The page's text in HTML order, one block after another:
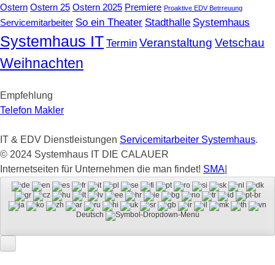
Ostern Ostern 25 Ostern 2025 Premiere Proaktive EDV Betrreuung
Servicemitarbeiter So ein Theater Stadthalle Systemhaus
Systemhaus IT Termin Veranstaltung Vetschau
Weihnachten
Empfehlung
Telefon Makler
IT & EDV Dienstleistungen Servicemitarbeiter Systemhaus.
© 2024 Systemhaus IT DIE CALAUER
Internetseiten für Unternehmen die man findet! SMA
Deutsch